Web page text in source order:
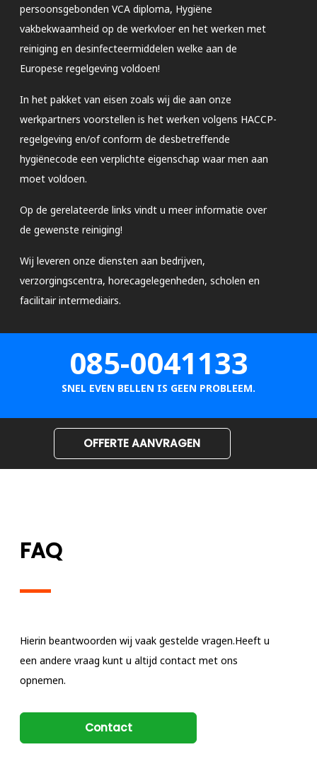
persoonsgebonden VCA diploma, Hygiëne
vakbekwaamheid op de werkvloer en het werken met
reiniging en desinfecteermiddelen welke aan de
Europese regelgeving voldoen!
In het pakket van eisen zoals wij die aan onze
werkpartners voorstellen is het werken volgens HACCP-
regelgeving en/of conform de desbetreffende
hygiënecode een verplichte eigenschap waar men aan
moet voldoen.
Op de gerelateerde links vindt u meer informatie over
de gewenste reiniging!
Wij leveren onze diensten aan bedrijven,
verzorgingscentra, horecagelegenheden, scholen en
facilitair intermediairs.
085-0041133
SNEL EVEN BELLEN IS GEEN PROBLEEM.
OFFERTE AANVRAGEN
FAQ
Hierin beantwoorden wij vaak gestelde vragen.Heeft u
een andere vraag kunt u altijd contact met ons
opnemen.
Contact